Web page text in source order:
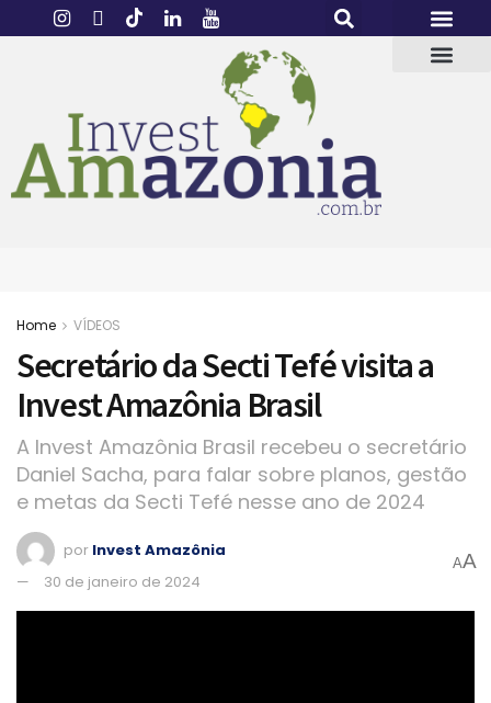
Home VÍDEOS
Secretário da Secti Tefé visita a
Invest Amazônia Brasil
A Invest Amazônia Brasil recebeu o secretário
Daniel Sacha, para falar sobre planos, gestão
e metas da Secti Tefé nesse ano de 2024
por Invest Amazônia
30 de janeiro de 2024
AA